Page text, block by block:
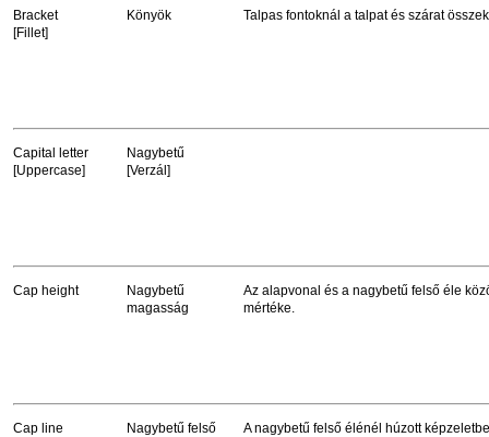
Bracket
[Fillet]
Könyök Talpas fontoknál a talpat és szárat
Capital letter
[Uppercase]
Nagybetű
[Verzál]
Cap height
Nagybetű
magasság
Az alapvonal és a nagybetű felső éle
mértéke.
Cap line
Nagybetű felső
A nagybetű felső élénél húzott